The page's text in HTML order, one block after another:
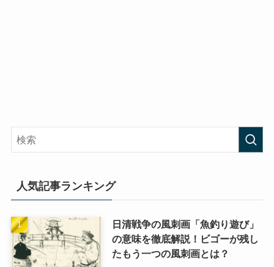
人気記事ランキング
日清戦争の風刺画「魚釣り遊び」
の意味を徹底解説！ビゴーが残し
たもう一つの風刺画とは？